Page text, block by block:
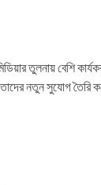
তুলনায় বেশি
নতুন সুযোগ